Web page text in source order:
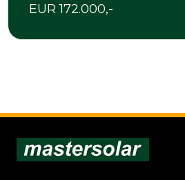
EUR 172.000,-